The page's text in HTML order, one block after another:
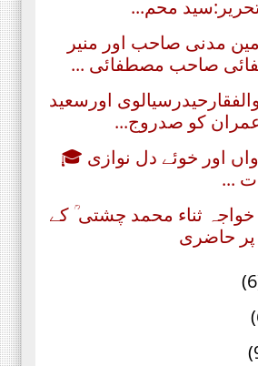
محم...
مدنی صاحب اور منیر
صاحب مصطفائی ...
اورسعید
کو صدروج...
اور خوئے دل نوازی 🎓
...
ثناء محمد چشتی ؒ کے
حاضری